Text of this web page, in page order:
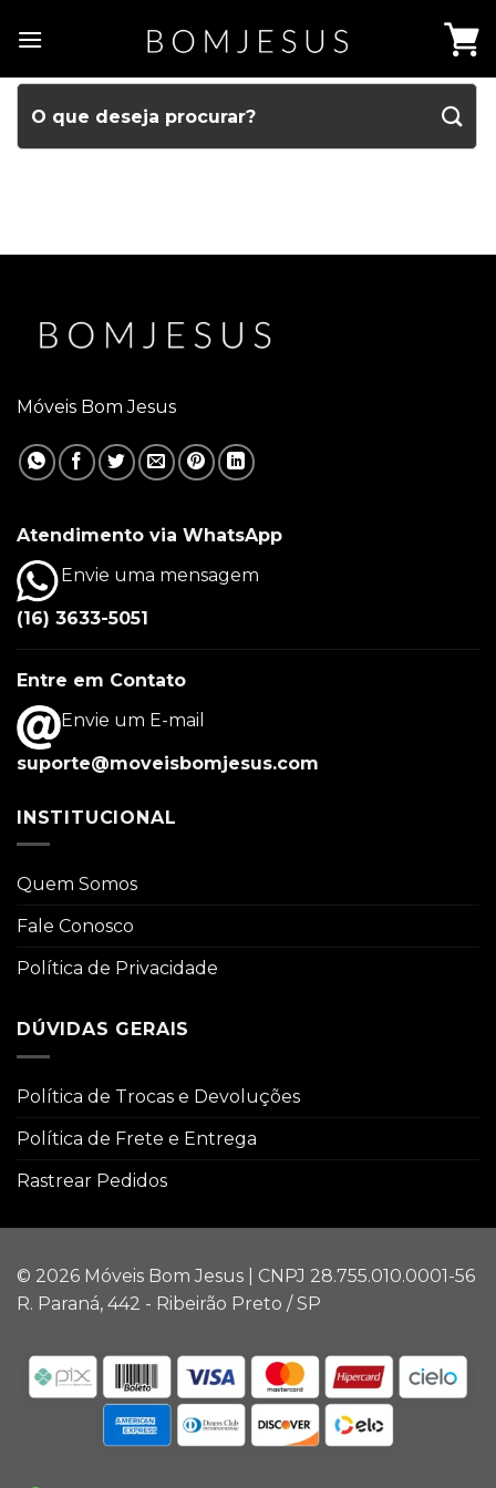
Móveis Bom Jesus
Atendimento via WhatsApp
Envie uma mensagem
(16) 3633-5051
Entre em Contato
Envie um E-mail
suporte@moveisbomjesus.com
INSTITUCIONAL
Quem Somos
Fale Conosco
Política de Privacidade
DÚVIDAS GERAIS
Política de Trocas e Devoluções
Política de Frete e Entrega
Rastrear Pedidos
© 2026 Móveis Bom Jesus | CNPJ 28.755.010.0001-56
R. Paraná, 442 - Ribeirão Preto / SP